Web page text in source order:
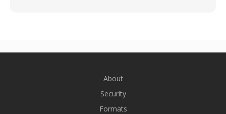
About
Security
Formats